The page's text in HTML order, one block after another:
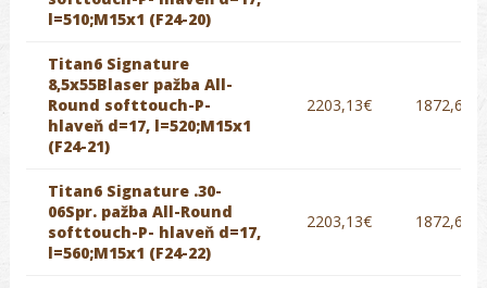
l=510;M15x1 (F24-20)
Titan6 Signature
8,5x55Blaser pažba All-
Round softtouch-P-
hlaveň d=17, l=520;M15x1
(F24-21)
2203,13€ 1872,66€
Titan6 Signature .30-
06Spr. pažba All-Round
softtouch-P- hlaveň d=17,
l=560;M15x1 (F24-22)
2203,13€ 1872,66€